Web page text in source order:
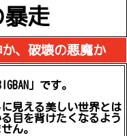
走
、破壊の悪魔か
」です。
見える美しい世界とは
目を背けたくなるよう
ん。